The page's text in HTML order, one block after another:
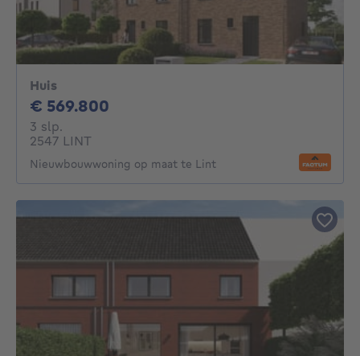
Huis
€ 569.800
3 slp.
2547 LINT
Nieuwbouwwoning op maat te Lint